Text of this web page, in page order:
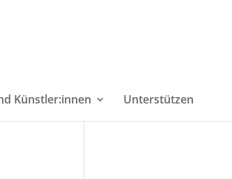
Künstler:innen Unterstützen